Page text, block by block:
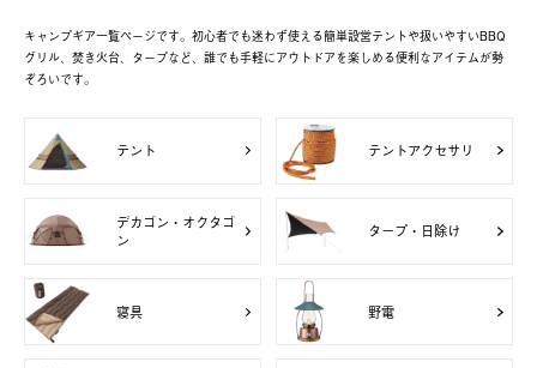
キャンプギア一覧ページです。初心者でも迷わず使える簡単設営テントや扱いやすいBBQ
グリル、焚き火台、タープなど、誰でも手軽にアウトドアを楽しめる便利なアイテムが勢
ぞろいです。
テント テントアクセサリ
デカゴン・オクタゴ
ン
タープ・日除け
寝具 野電